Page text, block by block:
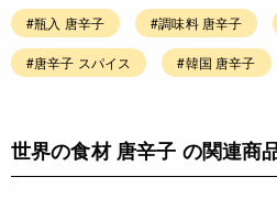
#瓶入 唐辛子 #調味料 唐辛子
#唐辛子 スパイス #韓国 唐辛子
世界の食材 唐辛子 の関連商